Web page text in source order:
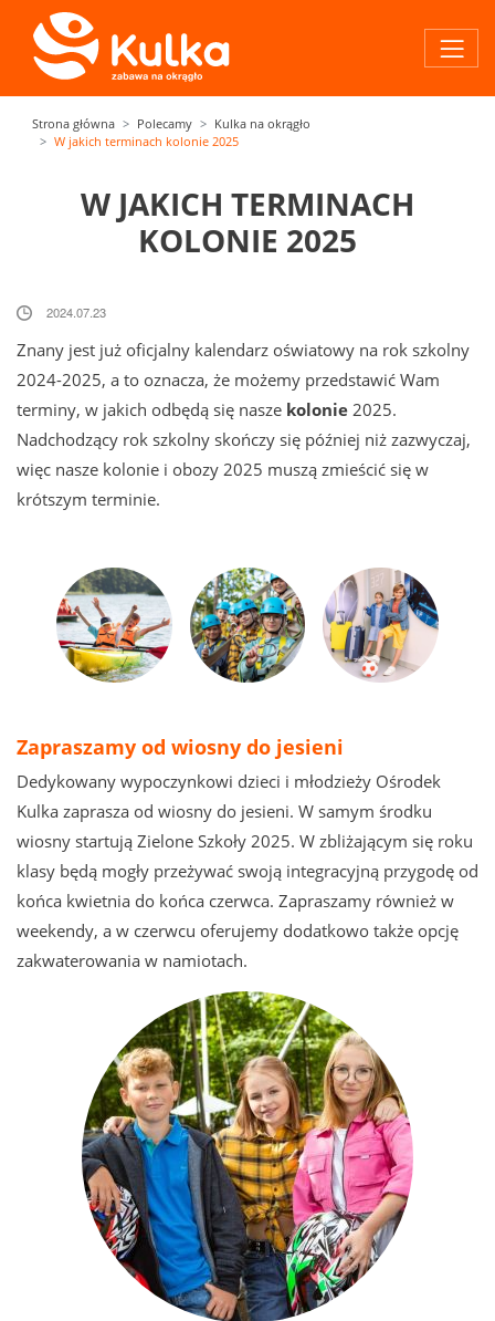
Strona główna Polecamy
Kulka na okrągło
W jakich terminach kolonie 2025
W JAKICH TERMINACH
KOLONIE 2025
2024.07.23
Znany jest już oficjalny kalendarz oświatowy na rok szkolny
2024-2025, a to oznacza, że możemy przedstawić Wam
terminy, w jakich odbędą się nasze kolonie2025.
Nadchodzący rok szkolny skończy się później niż zazwyczaj,
więc nasze kolonie i obozy 2025 muszą zmieścić się w
krótszym terminie.
Zapraszamy od wiosny do jesieni
Dedykowany wypoczynkowi dzieci i młodzieży Ośrodek
Kulka zaprasza od wiosny do jesieni. W samym środku
wiosny startują Zielone Szkoły 2025. W zbliżającym się roku
klasy będą mogły przeżywać swoją integracyjną przygodę od
końca kwietnia do końca czerwca. Zapraszamy również w
weekendy, a w czerwcu oferujemy dodatkowo także opcję
zakwaterowania w namiotach.